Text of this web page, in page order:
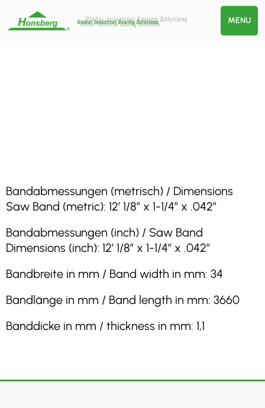
MENU
Bandabmessungen (metrisch) / Dimensions
Saw Band (metric): 12′ 1/8″ x 1-1/4″ x .042″
Bandabmessungen (inch) / Saw Band
Dimensions (inch): 12′ 1/8″ x 1-1/4″ x .042″
Bandbreite in mm / Band width in mm: 34
Bandlänge in mm / Band length in mm: 3660
Banddicke in mm / thickness in mm: 1,1